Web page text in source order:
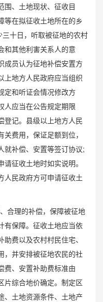
围、土地现状、征收目
等在拟征收土地所在的乡
十日，听取被征地的农村
和其他利害关系人的意
成员认为征地补偿安置方
上地方人民政府应当组织
定和听证会情况修改方
人应当在公告规定期限
登记。县级以上地方人民
费用，保证足额到位，
就补偿、安置等签订协议;
征收土地时如实说明。
人民政府方可申请征收土
合理的补偿，保障被征地
有保障。征收土地应当依
费以及农村村民住宅、
，并安排被征地农民的社
费、安置补助费标准由
片综合地价确定。制定区
、土地资源条件、土地产